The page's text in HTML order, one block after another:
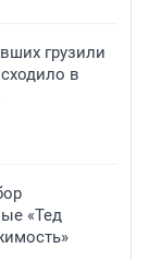
грузили
в
«Тед